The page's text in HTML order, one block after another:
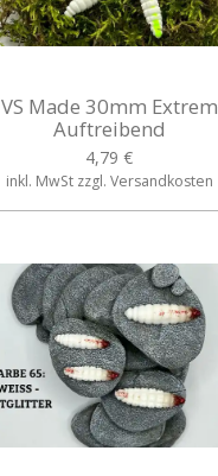
VS Made 30mm Extrem
Auftreibend
4,79 €
inkl. MwSt zzgl. Versandkosten